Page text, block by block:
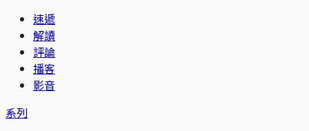
速遞
解讀
評論
播客
影音
系列